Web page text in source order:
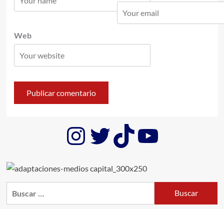
Web
Instagram
Twitter
TikTok